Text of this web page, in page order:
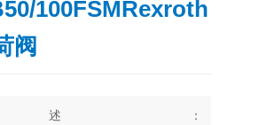
100FSMRexroth
阀
：